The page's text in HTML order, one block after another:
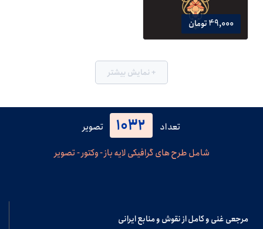
49,000 تومان
+ نمایش بیشتر
تعداد 1032
تصویر
شامل طرح های گرافیکی لایه باز - وکتور - تصویر
مرجعی غنی و کامل از نقوش و منابع ایرانی